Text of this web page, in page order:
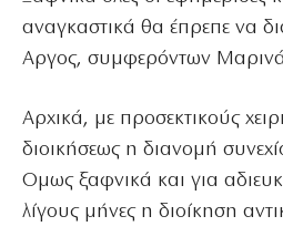
αναγκαστικά θα έπρεπε να
Αργος, συμφερόντων
Αρχικά, με προσεκτικούς
διοικήσεως η διανομή
Ομως ξαφνικά και για
λίγους μήνες η διοίκηση